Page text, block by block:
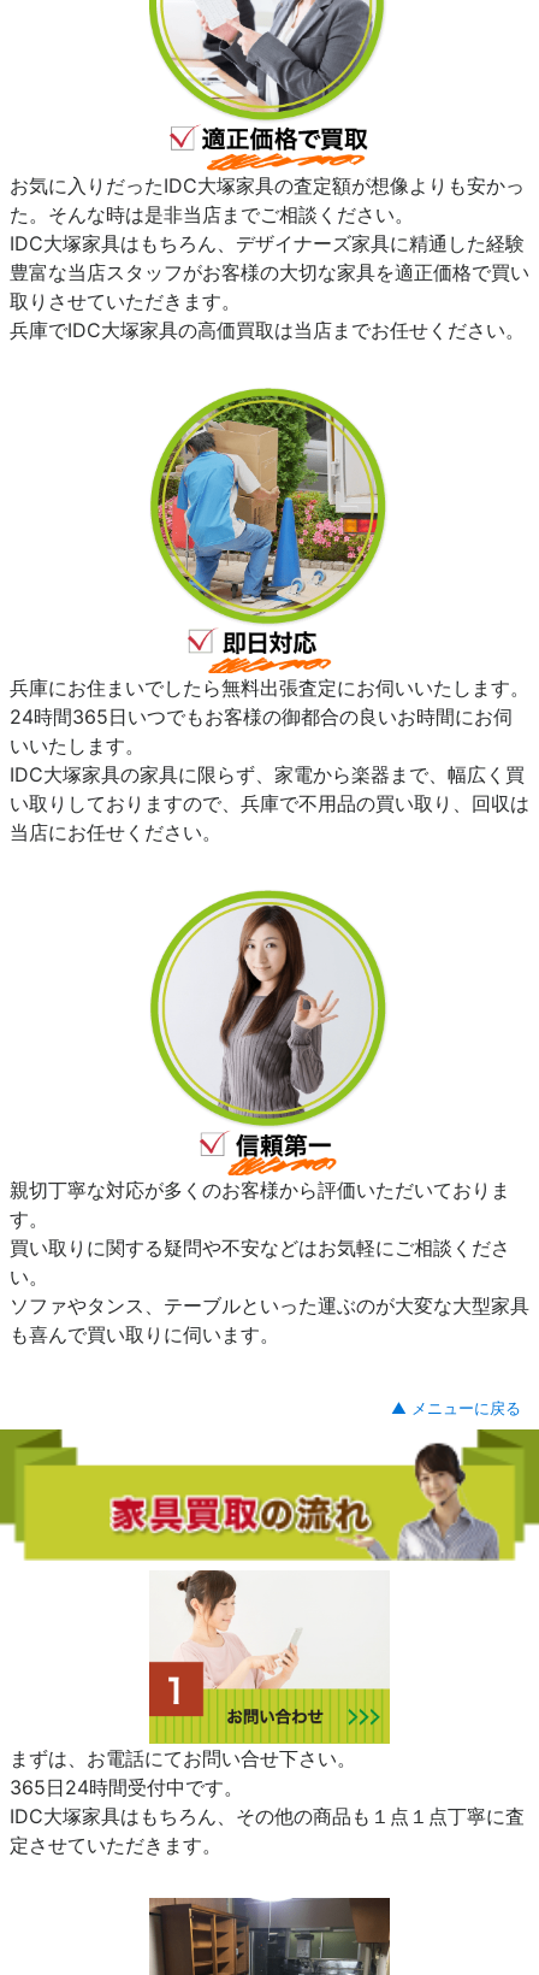
お気に入りだったIDC大塚家具の査定額が想像よりも安かっ
た。そんな時は是非当店までご相談ください。
IDC大塚家具はもちろん、デザイナーズ家具に精通した経験
豊富な当店スタッフがお客様の大切な家具を適正価格で買い
取りさせていただきます。
兵庫でIDC大塚家具の高価買取は当店までお任せください。
兵庫にお住まいでしたら無料出張査定にお伺いいたします。
24時間365日いつでもお客様の御都合の良いお時間にお伺
いいたします。
IDC大塚家具の家具に限らず、家電から楽器まで、幅広く買
い取りしておりますので、兵庫で不用品の買い取り、回収は
当店にお任せください。
親切丁寧な対応が多くのお客様から評価いただいておりま
す。
買い取りに関する疑問や不安などはお気軽にご相談くださ
い。
ソファやタンス、テーブルといった運ぶのが大変な大型家具
も喜んで買い取りに伺います。
▲ メニューに戻る
まずは、お電話にてお問い合せ下さい。
365日24時間受付中です。
IDC大塚家具はもちろん、その他の商品も１点１点丁寧に査
定させていただきます。